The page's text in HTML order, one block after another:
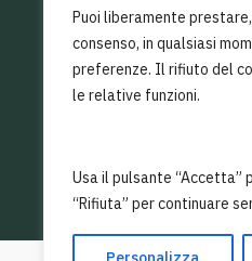
Puoi liberamente
consenso, in qualsiasi
preferenze. Il rifiuto del
le relative funzioni.
Usa il pulsante “Accetta”
“Rifiuta” per continuare
Vorrei
Ho letto e